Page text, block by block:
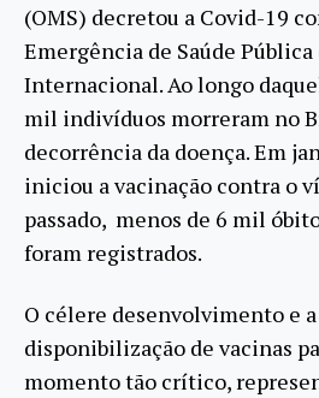
(OMS) decretou a Covid-19
Emergência de Saúde
Internacional. Ao longo
mil indivíduos morreram no
decorrência da doença. Em
iniciou a vacinação contra o
passado, menos de 6 mil
foram registrados.
O célere desenvolvimento e
disponibilização de vacinas
momento tão crítico,